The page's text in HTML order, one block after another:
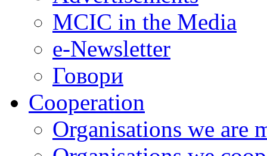
MCIC in the Media
e-Newsletter
Говори
Cooperation
Organisations we are